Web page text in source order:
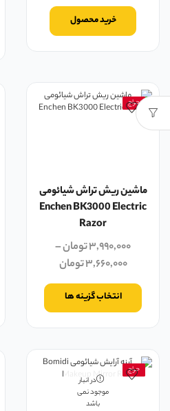
خرید محصول
حراج
ماشین ریش تراش شیائومی
Enchen BK3000 Electric
Razor
۳,۹۹۰,۰۰۰تومان–
۳,۶۶۰,۰۰۰تومان
انتخاب گزینه ها
حراج
در انبار
موجود نمی
باشد